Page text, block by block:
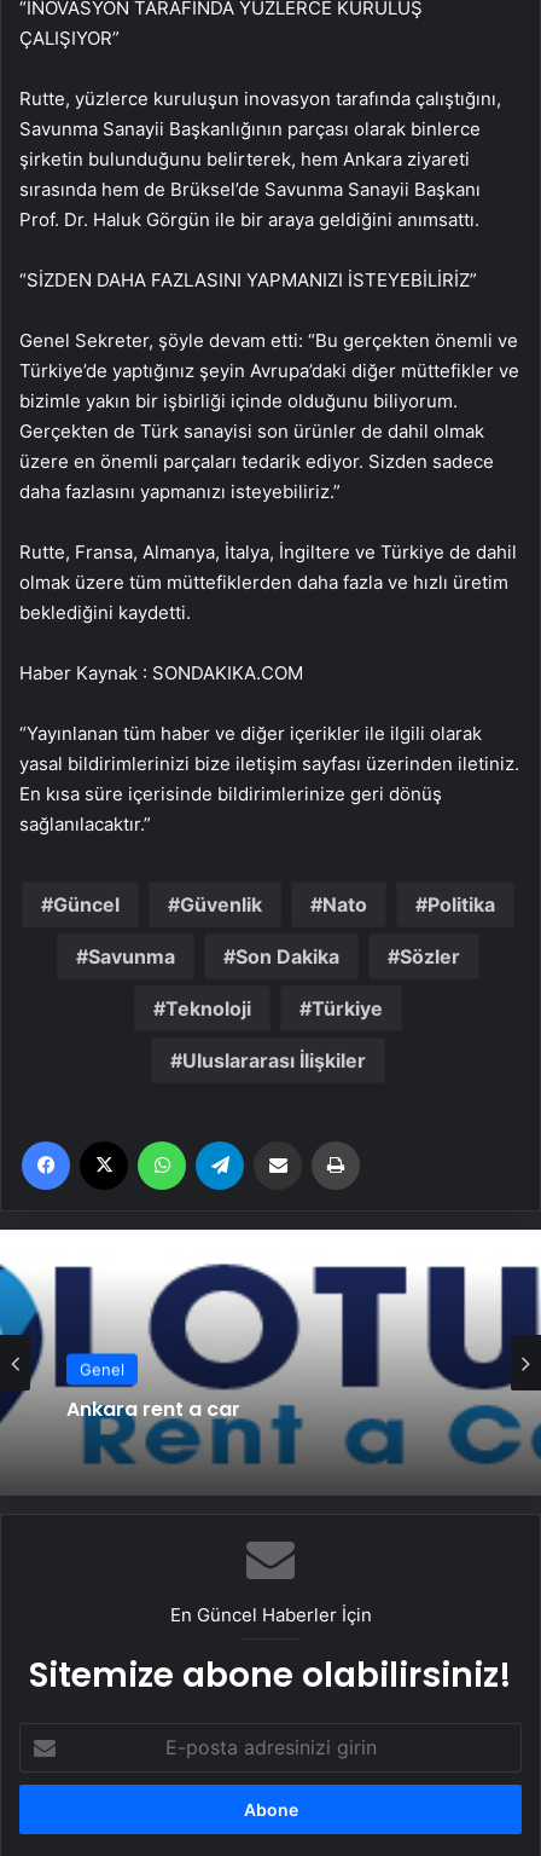
“İNOVASYON TARAFINDA YÜZLERCE KURULUŞ
ÇALIŞIYOR”
Rutte, yüzlerce kuruluşun inovasyon tarafında çalıştığını,
Savunma Sanayii Başkanlığının parçası olarak binlerce
şirketin bulunduğunu belirterek, hem Ankara ziyareti
sırasında hem de Brüksel’de Savunma Sanayii Başkanı
Prof. Dr. Haluk Görgün ile bir araya geldiğini anımsattı.
“SİZDEN DAHA FAZLASINI YAPMANIZI İSTEYEBİLİRİZ”
Genel Sekreter, şöyle devam etti: “Bu gerçekten önemli ve
Türkiye’de yaptığınız şeyin Avrupa’daki diğer müttefikler ve
bizimle yakın bir işbirliği içinde olduğunu biliyorum.
Gerçekten de Türk sanayisi son ürünler de dahil olmak
üzere en önemli parçaları tedarik ediyor. Sizden sadece
daha fazlasını yapmanızı isteyebiliriz.”
Rutte, Fransa, Almanya, İtalya, İngiltere ve Türkiye de dahil
olmak üzere tüm müttefiklerden daha fazla ve hızlı üretim
beklediğini kaydetti.
Haber Kaynak : SONDAKIKA.COM
“Yayınlanan tüm haber ve diğer içerikler ile ilgili olarak
yasal bildirimlerinizi bize iletişim sayfası üzerinden iletiniz.
En kısa süre içerisinde bildirimlerinize geri dönüş
sağlanılacaktır.”
Güncel Güvenlik Nato Politika
Savunma Son Dakika Sözler
Teknoloji Türkiye
Uluslararası İlişkiler
Facebook WhatsApp Email'den paylaş
Genel
Ankara rent a car
En Güncel Haberler İçin
Sitemize abone olabilirsiniz!
posta
adresinizi